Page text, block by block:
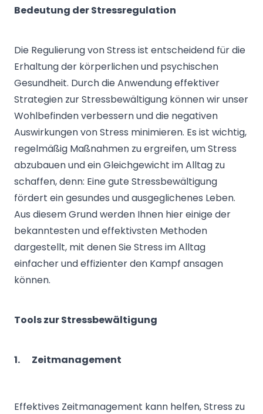
Bedeutung der Stressregulation
Die Regulierung von Stress ist entscheidend für die
Erhaltung der körperlichen und psychischen
Gesundheit. Durch die Anwendung effektiver
Strategien zur Stressbewältigung können wir unser
Wohlbefinden verbessern und die negativen
Auswirkungen von Stress minimieren. Es ist wichtig,
regelmäßig Maßnahmen zu ergreifen, um Stress
abzubauen und ein Gleichgewicht im Alltag zu
schaffen, denn: Eine gute Stressbewältigung
fördert ein gesundes und ausgeglichenes Leben.
Aus diesem Grund werden Ihnen hier einige der
bekanntesten und effektivsten Methoden
dargestellt, mit denen Sie Stress im Alltag
einfacher und effizienter den Kampf ansagen
können.
Tools zur Stressbewältigung
1. Zeitmanagement
Effektives Zeitmanagement kann helfen, Stress zu